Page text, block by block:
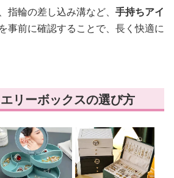
指輪の差し込み溝など、 手持ちアイ
事前に確認することで、長く快適に
リーボックスの選び方